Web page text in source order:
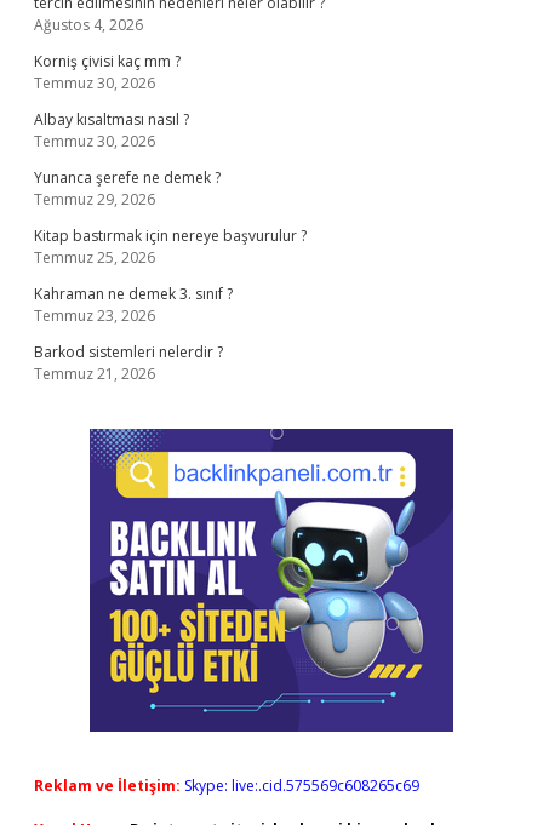
Ağustos 4, 2026
Korniş çivisi kaç mm ?
Temmuz 30, 2026
Albay kısaltması nasıl ?
Temmuz 30, 2026
Yunanca şerefe ne demek ?
Temmuz 29, 2026
Kitap bastırmak için nereye başvurulur ?
Temmuz 25, 2026
Kahraman ne demek 3. sınıf ?
Temmuz 23, 2026
Barkod sistemleri nelerdir ?
Temmuz 21, 2026
Reklam ve İletişim: Skype: live:.cid.575569c608265c69